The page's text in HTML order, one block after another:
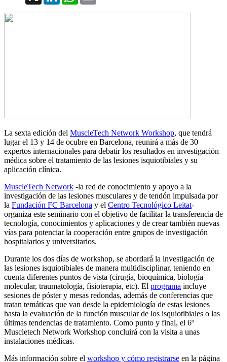
La sexta edición del MuscleTech Network Workshop, que tendrá
lugar el 13 y 14 de ocubre en Barcelona, reunirá a más de 30
expertos internacionales para debatir los resultados en investigación
médica sobre el tratamiento de las lesiones isquiotibiales y su
aplicación clínica.
MuscleTech Network -la red de conocimiento y apoyo a la
investigación de las lesiones musculares y de tendón impulsada por
la Fundación FC Barcelona y el Centro Tecnológico Leitat-
organiza este seminario con el objetivo de facilitar la transferencia de
tecnología, conocimientos y aplicaciones y de crear también nuevas
vías para potenciar la cooperación entre grupos de investigación
hospitalarios y universitarios.
Durante los dos días de workshop, se abordará la investigación de
las lesiones isquiotibiales de manera multidisciplinar, teniendo en
cuenta diferentes puntos de vista (cirugía, bioquímica, biología
molecular, traumatología, fisioterapia, etc). El programa incluye
sesiones de póster y mesas redondas, además de conferencias que
tratan temáticas que van desde la epidemiología de estas lesiones
hasta la evaluación de la función muscular de los isquiotibiales o las
últimas tendencias de tratamiento. Como punto y final, el 6º
Muscletech Network Workshop concluirá con la visita a unas
instalaciones médicas.
Más información sobre el workshop y cómo registrarse en la página